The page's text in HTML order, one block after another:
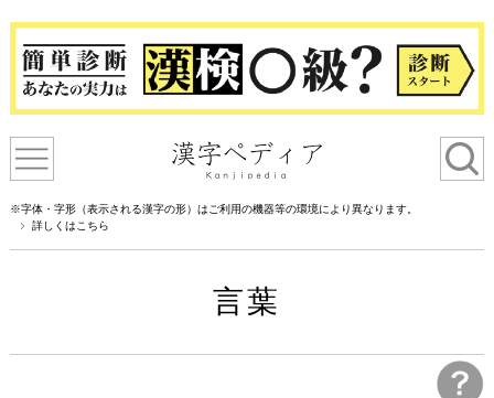
※字体・字形（表示される漢字の形）はご利用の機器等の環境により異なります。
詳しくはこちら
言葉